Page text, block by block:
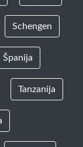
Schengen
Španija
Tanzanija